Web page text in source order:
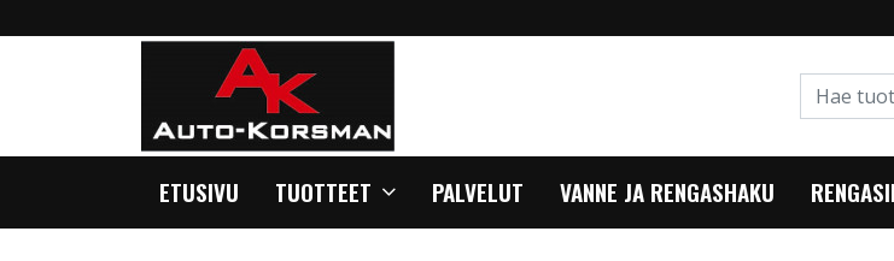
ETUSIVU TUOTTEET PALVELUT VANNE JA RENGASHAKU